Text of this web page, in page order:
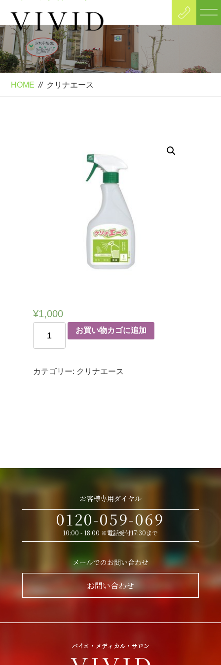
Product
クリナエース
HOME // クリナエース
¥1,000
お買い物カゴに追加
カテゴリー: クリナエース
お客様専用ダイヤル
0120-059-069
10:00 - 18:00 ※電話受付17:30まで
メールでのお問い合わせ
お問い合わせ